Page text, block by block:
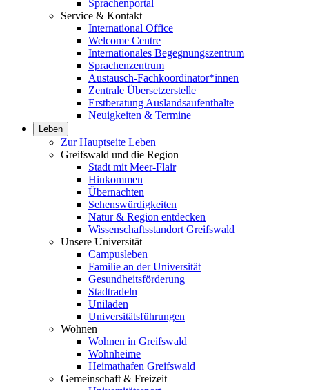
Sprachenportal
Service & Kontakt
International Office
Welcome Centre
Internationales Begegnungszentrum
Sprachenzentrum
Austausch-Fachkoordinator*innen
Zentrale Übersetzerstelle
Erstberatung Auslandsaufenthalte
Neuigkeiten & Termine
Leben
Zur Hauptseite Leben
Greifswald und die Region
Stadt mit Meer-Flair
Hinkommen
Übernachten
Sehenswürdigkeiten
Natur & Region entdecken
Wissenschaftsstandort Greifswald
Unsere Universität
Campusleben
Familie an der Universität
Gesundheitsförderung
Stadtradeln
Uniladen
Universitätsführungen
Wohnen
Wohnen in Greifswald
Wohnheime
Heimathafen Greifswald
Gemeinschaft & Freizeit